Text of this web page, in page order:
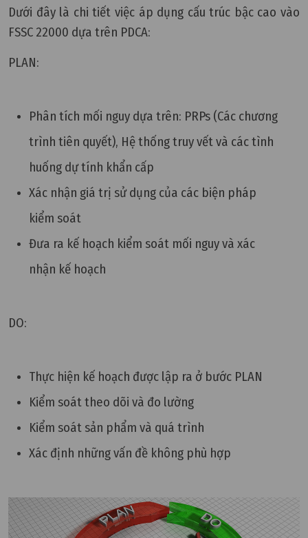
Dưới đây là chi tiết việc áp dụng cấu trúc bậc cao vào
FSSC 22000 dựa trên PDCA:
PLAN:
Phân tích mối nguy dựa trên: PRPs (Các chương
trình tiên quyết), Hệ thống truy vết và các tình
huống dự tính khẩn cấp
Xác nhận giá trị sử dụng của các biện pháp
kiểm soát
Đưa ra kế hoạch kiểm soát mối nguy và xác
nhận kế hoạch
DO:
Thực hiện kế hoạch được lập ra ở bước PLAN
Kiểm soát theo dõi và đo lường
Kiểm soát sản phẩm và quá trình
Xác định những vấn đề không phù hợp